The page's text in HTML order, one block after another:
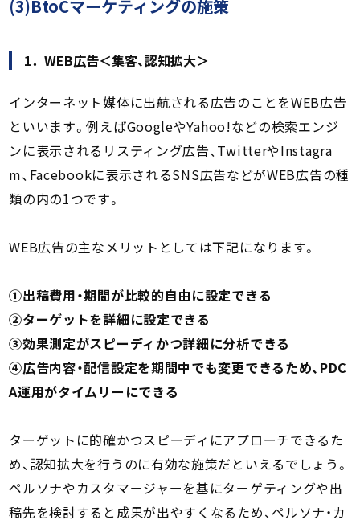
(3)BtoCマーケティングの施策
1．WEB広告＜集客、認知拡大＞
インターネット媒体に出航される広告のことをWEB広告
といいます。例えばGoogleやYahoo!などの検索エンジ
ンに表示されるリスティング広告、TwitterやInstagra
m、Facebookに表示されるSNS広告などがWEB広告の種
類の内の1つです。
WEB広告の主なメリットとしては下記になります。
①出稿費用・期間が比較的自由に設定できる
②ターゲットを詳細に設定できる
③効果測定がスピーディかつ詳細に分析できる
④広告内容・配信設定を期間中でも変更できるため、PDC
A運用がタイムリーにできる
ターゲットに的確かつスピーディにアプローチできるた
め、認知拡大を行うのに有効な施策だといえるでしょう。
ペルソナやカスタマージャーを基にターゲティングや出
稿先を検討すると成果が出やすくなるため、ペルソナ・カ